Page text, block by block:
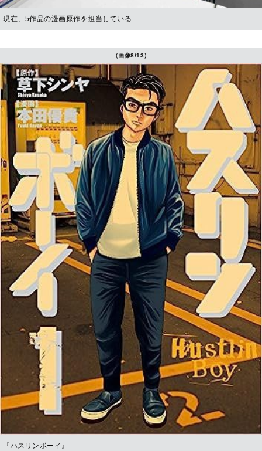
現在、5作品の漫画原作を担当している
（画像8/13）
『ハスリンボーイ』